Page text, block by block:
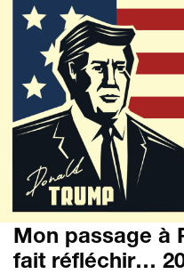
Mon passage à
fait réfléchir…